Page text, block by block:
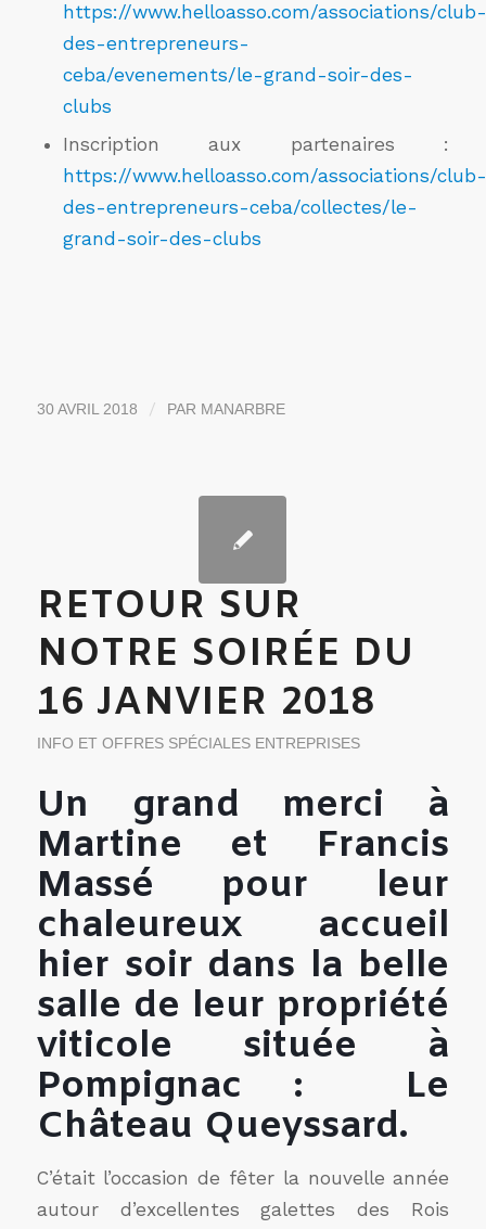
https://www.helloasso.com/associations/club-
des-entrepreneurs-
ceba/evenements/le-grand-soir-des-
clubs
Inscription aux partenaires :
https://www.helloasso.com/associations/club-
des-entrepreneurs-ceba/collectes/le-
grand-soir-des-clubs
30 AVRIL 2018 / PAR MANARBRE
RETOUR SUR
NOTRE SOIRÉE DU
16 JANVIER 2018
INFO ET OFFRES SPÉCIALES ENTREPRISES
Un grand merci à
Martine et Francis
Massé pour leur
chaleureux accueil
hier soir dans la belle
salle de leur propriété
viticole située à
Pompignac : Le
Château Queyssard.
C’était l’occasion de fêter la nouvelle année
autour d’excellentes galettes des Rois